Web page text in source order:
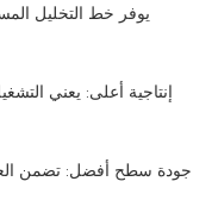
يوفر خط التخليل
إنتاجية أعلى: يعني
جودة سطح أفضل: تضمن